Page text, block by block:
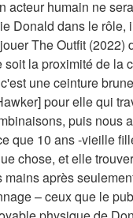
acteur humain ne
Donald dans le rôle,
The Outfit (2022)
la proximité de la
une ceinture
pour elle qui
puis nous
que 10 ans -vieille
chose, et elle
après
– ceux que le